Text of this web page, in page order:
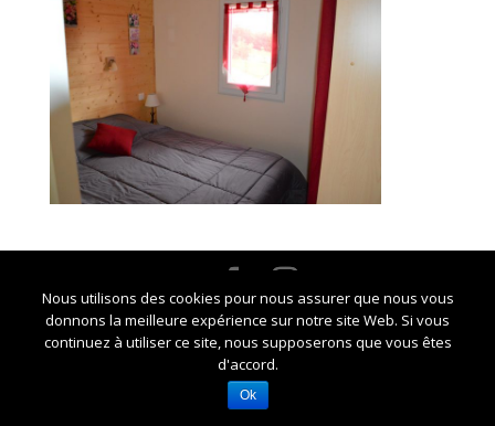
Crédits Marie-Noelle CHAUZY -Mentions légales et
RGPD
Nous utilisons des cookies pour nous assurer que nous vous
donnons la meilleure expérience sur notre site Web. Si vous
continuez à utiliser ce site, nous supposerons que vous êtes
d'accord.
Ok